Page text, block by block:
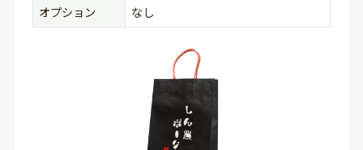
オプション
なし